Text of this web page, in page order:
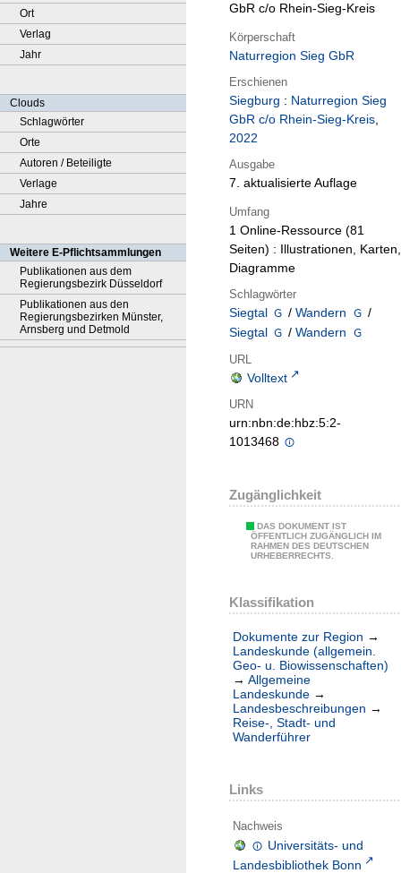
Ort
Verlag
Jahr
Clouds
Schlagwörter
Orte
Autoren / Beteiligte
Verlage
Jahre
Weitere E-Pflichtsammlungen
Publikationen aus dem
Regierungsbezirk Düsseldorf
Publikationen aus den
Regierungsbezirken Münster,
Arnsberg und Detmold
GbR c/o Rhein-Sieg-Kreis
Körperschaft
Naturregion Sieg GbR
Erschienen
Siegburg : Naturregion Sieg
GbR c/o Rhein-Sieg-Kreis,
2022
Ausgabe
7. aktualisierte Auflage
Umfang
1 Online-Ressource (81
Seiten) : Illustrationen, Karten,
Diagramme
Schlagwörter
Siegtal / Wandern
/
Siegtal
/ Wandern
URL
Volltext
URN
urn:nbn:de:hbz:5:2-
1013468
Zugänglichkeit
DAS DOKUMENT IST
ÖFFENTLICH ZUGÄNGLICH IM
RAHMEN DES DEUTSCHEN
URHEBERRECHTS.
Klassifikation
Dokumente zur Region →
Landeskunde (allgemein.
Geo- u. Biowissenschaften)
→ Allgemeine
Landeskunde →
Landesbeschreibungen →
Reise-, Stadt- und
Wanderführer
Links
Nachweis
Universitäts- und
Landesbibliothek Bonn